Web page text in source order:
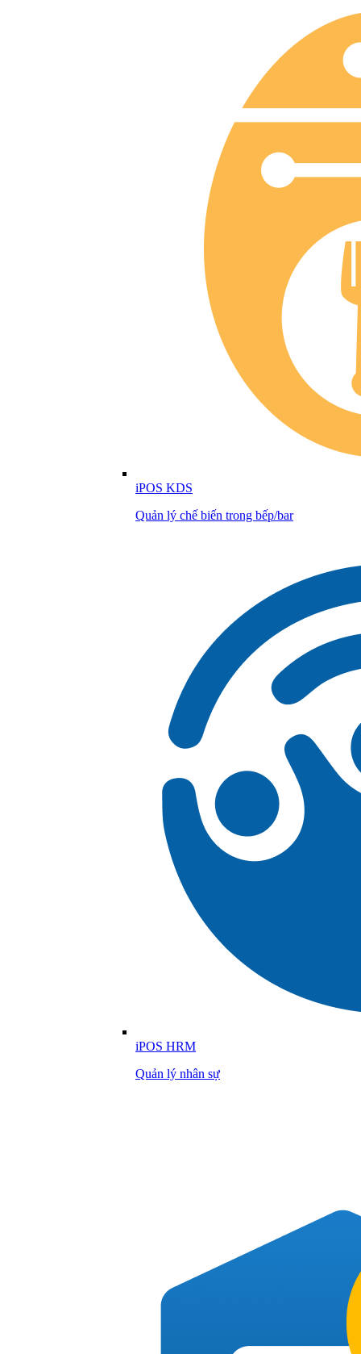
iPOS KDS
Quản lý chế biến trong bếp/bar
iPOS HRM
Quản lý nhân sự